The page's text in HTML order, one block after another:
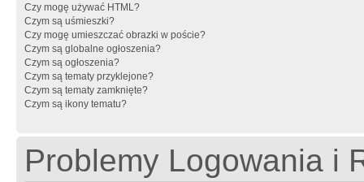
Czy mogę używać HTML?
Czym są uśmieszki?
Czy mogę umieszczać obrazki w poście?
Czym są globalne ogłoszenia?
Czym są ogłoszenia?
Czym są tematy przyklejone?
Czym są tematy zamknięte?
Czym są ikony tematu?
Problemy Logowania i